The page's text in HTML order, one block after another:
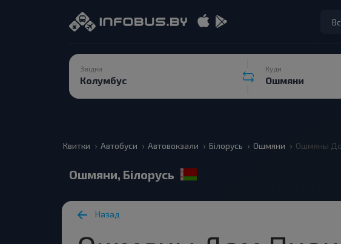
Звідки Куди
Квитки Автобуси Автовокзали Білорусь Ошмяни Ошмяны
Ошмяни, Білорусь
Назад